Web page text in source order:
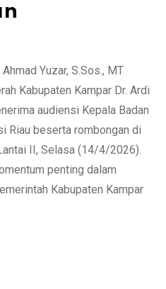
Yuzar, S.Sos., MT
Kabupaten Kampar Dr. Ardi
audiensi Kepala Badan
Riau beserta rombongan di
II, Selasa (14/4/2026).
penting dalam
Kabupaten Kampar